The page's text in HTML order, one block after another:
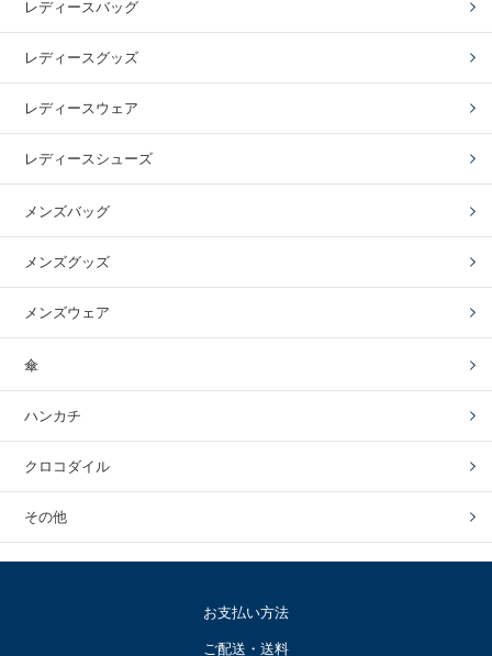
レディースバッグ
レディースグッズ
レディースウェア
レディースシューズ
メンズバッグ
メンズグッズ
メンズウェア
傘
ハンカチ
クロコダイル
その他
お支払い方法
ご配送・送料